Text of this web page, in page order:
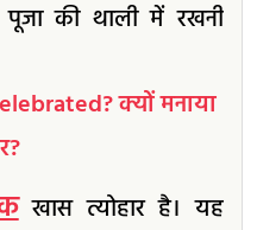
की थाली में रखनी
क्यों मनाया
खास त्योहार है। यह